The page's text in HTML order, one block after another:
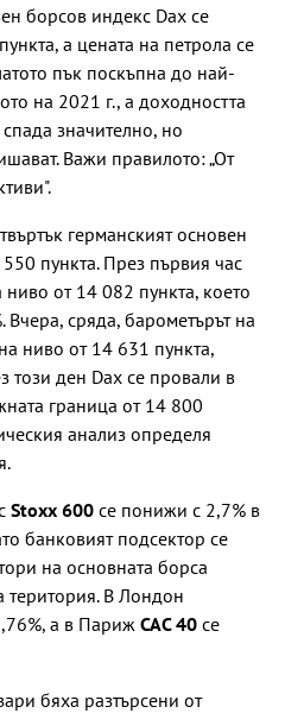
борсов индекс Dax се
а цената на петрола се
пък поскъпна до най-
на 2021 г., а доходността
значително, но
Важи правилото: „От
германският основен
пункта. През първия час
от 14 082 пункта, което
Вчера, сряда, барометърът на
ниво от 14 631 пункта,
този ден Dax се провали в
граница от 14 800
анализ определя
Stoxx 600 се понижи с 2,7% в
банковият подсектор се
на основната борса
територия. В Лондон
а в Париж CAC 40 се
бяха разтърсени от